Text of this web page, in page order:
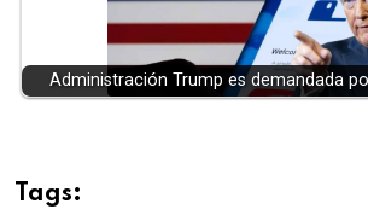
Administración Trump es demandada
Tags: